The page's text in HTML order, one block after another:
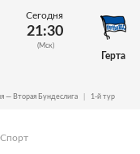
Сегодня
21:30
(Мск)
Герта
— Вторая Бундеслига 1-й тур
Спорт